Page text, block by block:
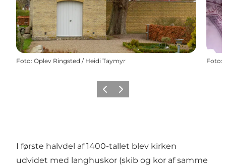
Foto: Oplev Ringsted / Heidi Taymyr Foto:
ForrigeNæste
I første halvdel af 1400-­tallet blev kirken
udvidet med langhuskor (skib og kor af samme